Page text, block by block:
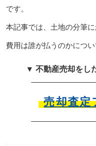
です。
本記事では、土地の分筆
費用は誰が払うのかについ
▼ 不動産売却をし
売却査定